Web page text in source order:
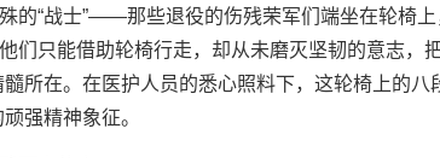
的“战士”——那些退役的伤残荣军们端坐在轮椅
们只能借助轮椅行走，却从未磨灭坚韧的意志，
髓所在。在医护人员的悉心照料下，这轮椅上的
顽强精神象征。